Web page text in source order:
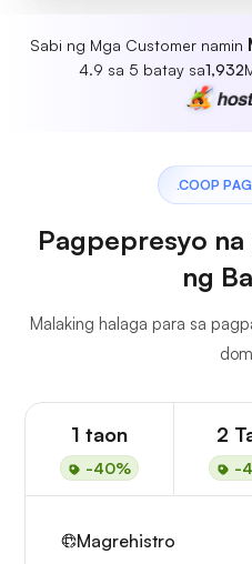
Sabi ng Mga Customer namin
4.9 sa 5 batay sa1,932
.COOP
Pagpepresyo
ng
Malaking halaga para sa
1 taon
-40%
2
-
Magrehistro